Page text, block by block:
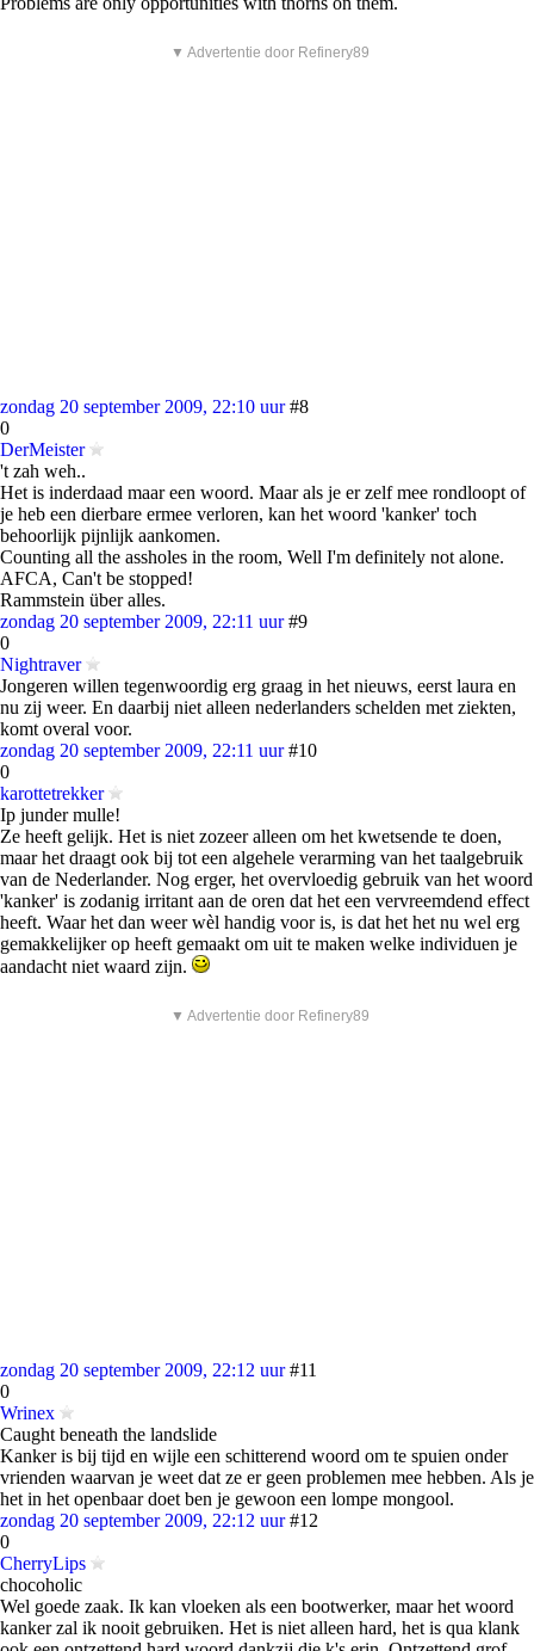
▼ Advertentie door Refinery89
zondag 20 september 2009, 22:10 uur #8
0
DerMeister
't zah weh..
Het is inderdaad maar een woord. Maar als je er zelf mee rondloopt of
je heb een dierbare ermee verloren, kan het woord 'kanker' toch
behoorlijk pijnlijk aankomen.
Counting all the assholes in the room, Well I'm definitely not alone.
AFCA, Can't be stopped!
Rammstein über alles.
zondag 20 september 2009, 22:11 uur #9
0
Nightraver
Jongeren willen tegenwoordig erg graag in het nieuws, eerst laura en
nu zij weer. En daarbij niet alleen nederlanders schelden met ziekten,
komt overal voor.
zondag 20 september 2009, 22:11 uur #10
0
karottetrekker
Ip junder mulle!
Ze heeft gelijk. Het is niet zozeer alleen om het kwetsende te doen,
maar het draagt ook bij tot een algehele verarming van het taalgebruik
van de Nederlander. Nog erger, het overvloedig gebruik van het woord
'kanker' is zodanig irritant aan de oren dat het een vervreemdend effect
heeft. Waar het dan weer wèl handig voor is, is dat het het nu wel erg
gemakkelijker op heeft gemaakt om uit te maken welke individuen je
aandacht niet waard zijn.
▼ Advertentie door Refinery89
zondag 20 september 2009, 22:12 uur #11
0
Wrinex
Caught beneath the landslide
Kanker is bij tijd en wijle een schitterend woord om te spuien onder
vrienden waarvan je weet dat ze er geen problemen mee hebben. Als je
het in het openbaar doet ben je gewoon een lompe mongool.
zondag 20 september 2009, 22:12 uur #12
0
CherryLips
chocoholic
Wel goede zaak. Ik kan vloeken als een bootwerker, maar het woord
kanker zal ik nooit gebruiken. Het is niet alleen hard, het is qua klank